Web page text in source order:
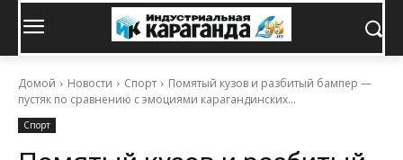
Домой Новости Спорт
Помятый кузов и разбитый бампер —
пустяк по сравнению с эмоциями карагандинских...
Спорт